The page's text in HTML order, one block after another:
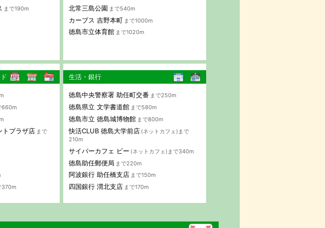
まで190m 北常三島公園 まで540m
カーブス 吉野本町 まで1000m
徳島市立体育館 まで1020m
660m
トプラザ店 まで
370m
生活・銀行
徳島中央警察署 助任町交番 まで250m
徳島県立 文学書道館 まで580m
徳島市立 徳島城博物館 まで800m
快活CLUB 徳島大学前店 (ネットカフェ)まで
210m
サイバーカフェ ビー (ネットカフェ)まで340m
徳島助任郵便局 まで220m
阿波銀行 助任橋支店 まで150m
四国銀行 渭北支店 まで170m